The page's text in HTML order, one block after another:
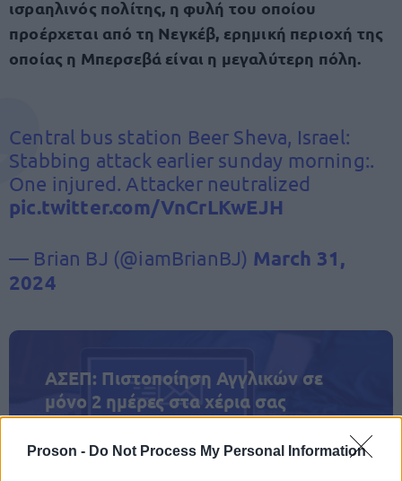
Proson - Do Not Process My Personal Information
ισραηλινός πολίτης, η φυλή του οποίου
προέρχεται από τη Νεγκέβ, ερημική περιοχή της
οποίας η Μπερσεβά είναι η μεγαλύτερη πόλη.
Central bus station Beer Sheva, Israel:
Stabbing attack earlier sunday morning:.
One injured. Attacker neutralized
pic.twitter.com/VnCrLKwEJH
— Brian BJ (@iamBrianBJ) March 31,
2024
ΑΣΕΠ: Πιστοποίηση Αγγλικών σε
μόνο 2 ημέρες στα χέρια σας